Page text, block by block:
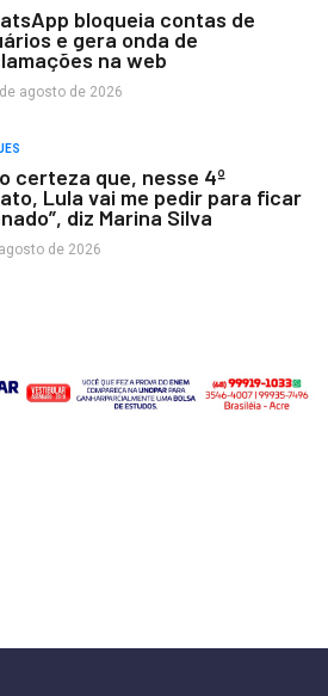
bloqueia contas de
e gera onda de
na web
agosto de 2026
certeza que, nesse 4º
Lula vai me pedir para ficar
diz Marina Silva
de 2026